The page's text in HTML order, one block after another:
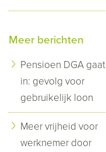
Meer berichten
Pensioen DGA gaat
in: gevolg voor
gebruikelijk loon
Meer vrijheid voor
werknemer door